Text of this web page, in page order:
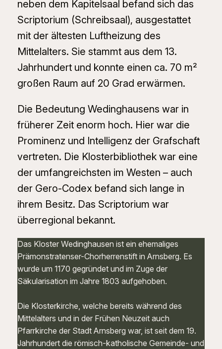
neben dem Kapitelsaal befand sich das
Scriptorium (Schreibsaal), ausgestattet
mit der ältesten Luftheizung des
Mittelalters. Sie stammt aus dem 13.
Jahrhundert und konnte einen ca. 70 m²
großen Raum auf 20 Grad erwärmen.
Die Bedeutung Wedinghausens war in
früherer Zeit enorm hoch. Hier war die
Prominenz und Intelligenz der Grafschaft
vertreten. Die Klosterbibliothek war eine
der umfangreichsten im Westen – auch
der Gero-Codex befand sich lange in
ihrem Besitz. Das Scriptorium war
überregional bekannt.
Das Kloster Wedinghausen ist ein ehemaliges
Prämonstratenser-Chorherrenstift in Arnsberg. Es
wurde um 1170 gegründet und im Zuge der
Säkularisation im Jahre 1803 aufgehoben.
Die Klosterkirche, welche bereits während des
Mittelalters und in der Frühen Neuzeit auch
Pfarrkirche der Stadt Arnsberg war, ist seit dem 19.
Jahrhundert die römisch-katholische Gemeinde- und